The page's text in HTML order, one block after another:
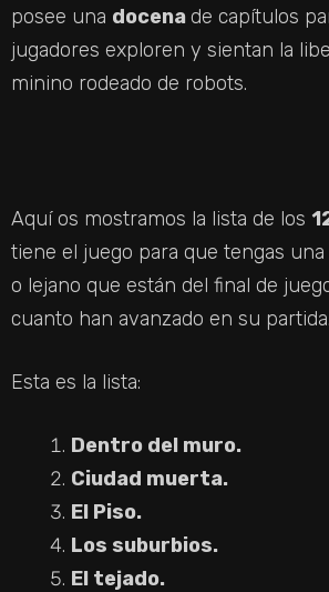
posee una docena de capítulos
jugadores exploren y sientan la
minino rodeado de robots.
Aquí os mostramos la lista de los
tiene el juego para que tengas una
o lejano que están del final de
cuanto han avanzado en su partida.
Esta es la lista:
Dentro del muro.
Ciudad muerta.
El Piso.
Los suburbios.
El tejado.